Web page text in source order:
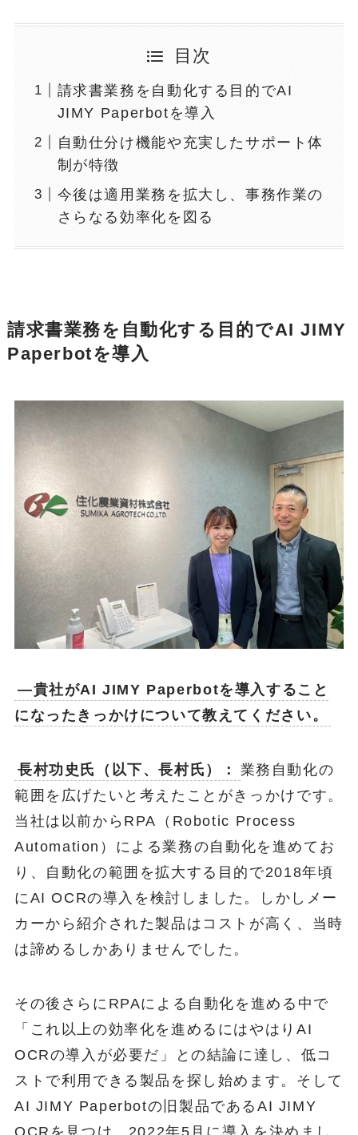
目次
請求書業務を自動化する目的でAI
JIMY Paperbotを導入
自動仕分け機能や充実したサポート体
制が特徴
今後は適用業務を拡大し、事務作業の
さらなる効率化を図る
請求書業務を自動化する目的でAI JIMY
Paperbotを導入
―貴社がAI JIMY Paperbotを導入すること
になったきっかけについて教えてください。
長村功史氏（以下、長村氏）：
業務自動化の
範囲を広げたいと考えたことがきっかけです。
当社は以前からRPA（Robotic Process
Automation）による業務の自動化を進めてお
り、自動化の範囲を拡大する目的で2018年頃
にAI OCRの導入を検討しました。しかしメー
カーから紹介された製品はコストが高く、当時
は諦めるしかありませんでした。
その後さらにRPAによる自動化を進める中で
「これ以上の効率化を進めるにはやはりAI
OCRの導入が必要だ」との結論に達し、低コ
ストで利用できる製品を探し始めます。そして
AI JIMY Paperbotの旧製品であるAI JIMY